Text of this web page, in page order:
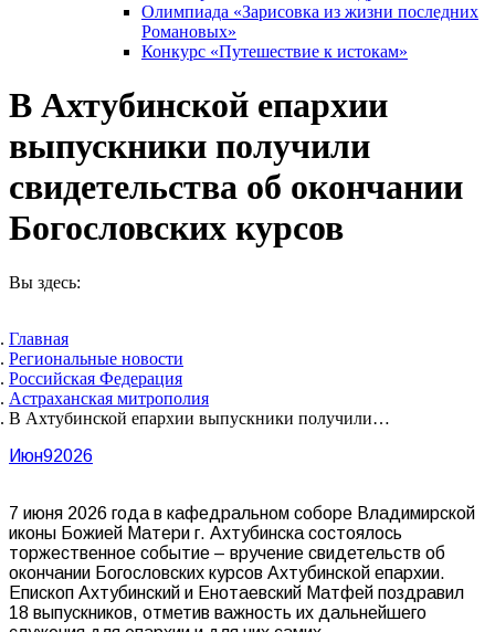
Олимпиада «Зарисовка из жизни последних
Романовых»
Конкурс «Путешествие к истокам»
В Ахтубинской епархии
выпускники получили
свидетельства об окончании
Богословских курсов
Вы здесь:
Главная
Pегиональные новости
Российская Федерация
Астраханская митрополия
В Ахтубинской епархии выпускники получили…
Июн92026
7 июня 2026 года в кафедральном соборе Владимирской
иконы Божией Матери г. Ахтубинска состоялось
торжественное событие – вручение свидетельств об
окончании Богословских курсов Ахтубинской епархии.
Епископ Ахтубинский и Енотаевский Матфей поздравил
18 выпускников, отметив важность их дальнейшего